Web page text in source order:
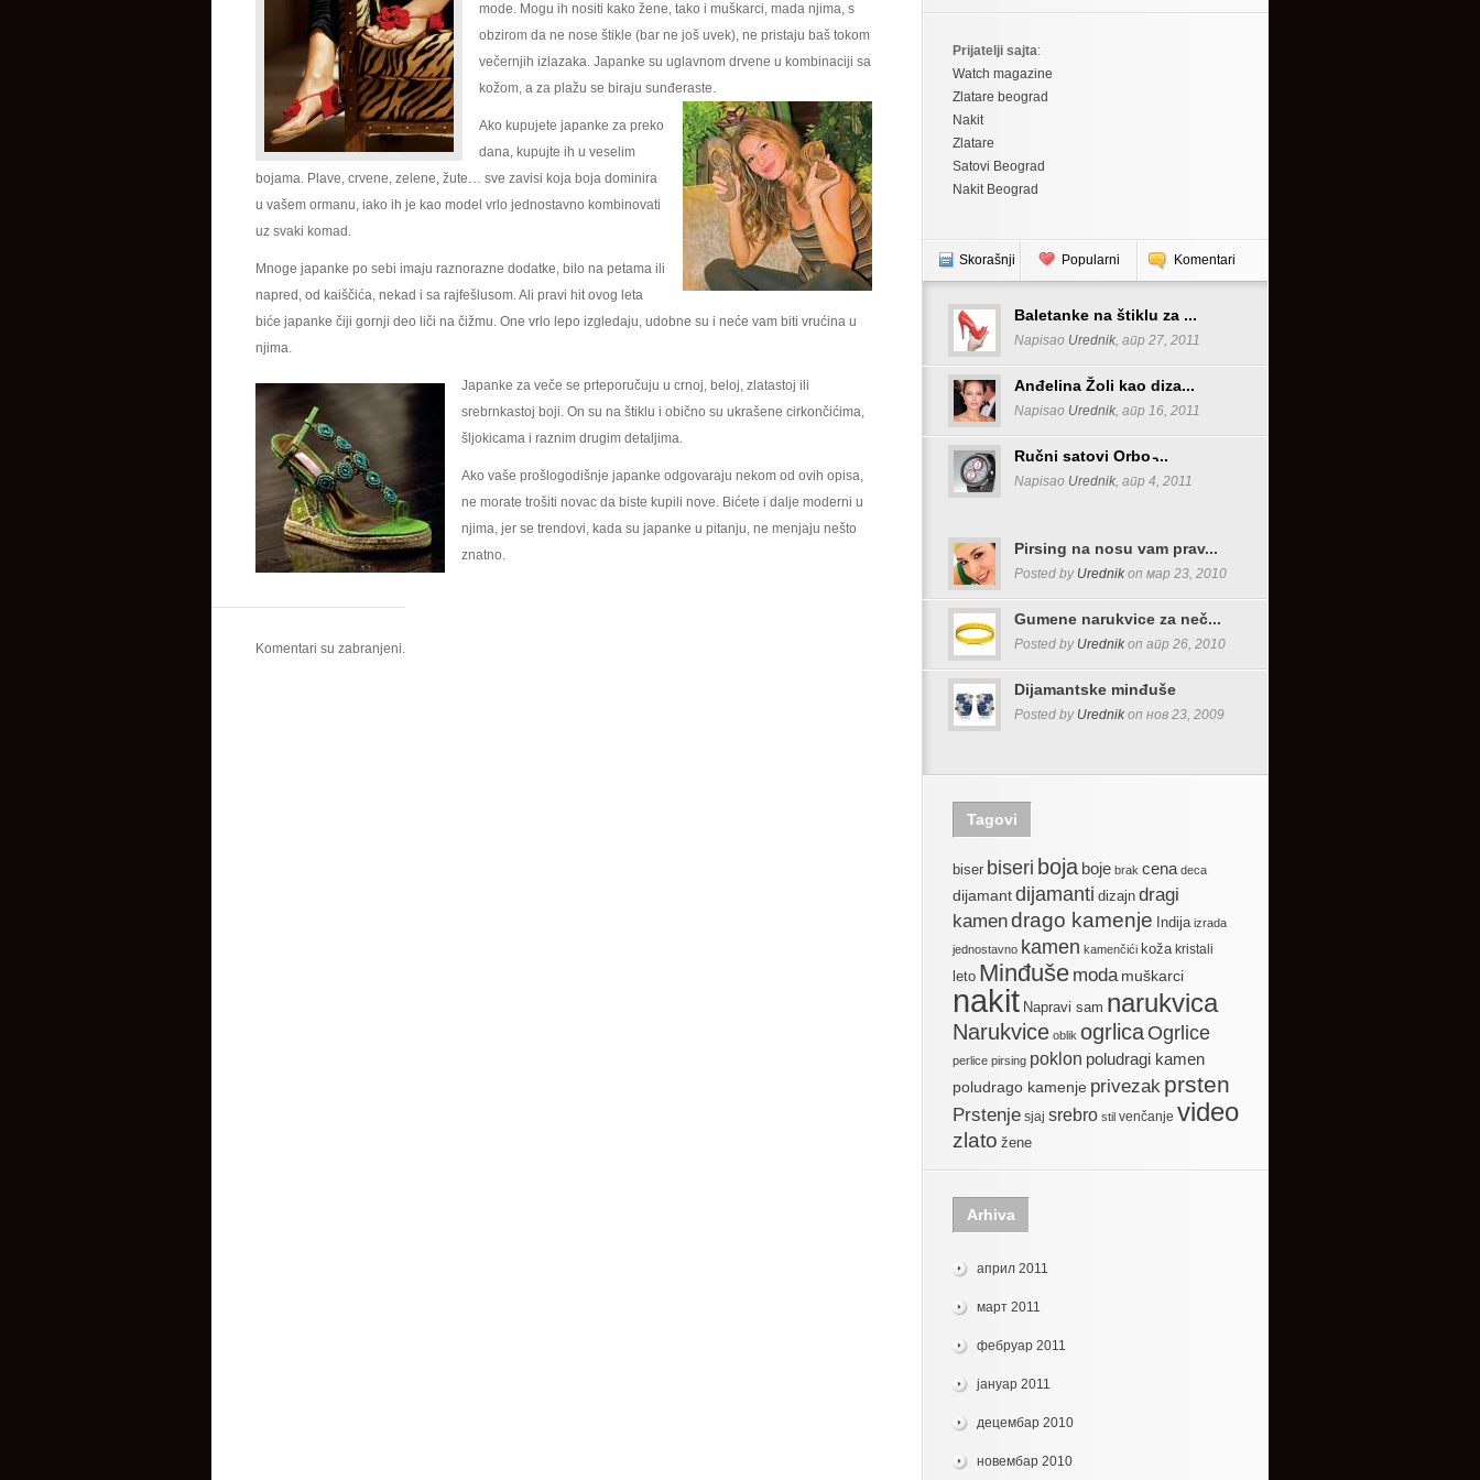
mode. Mogu ih nositi kako žene, tako i muškarci, mada njima, s
obzirom da ne nose štikle (bar ne još uvek), ne pristaju baš tokom
večernjih izlazaka. Japanke su uglavnom drvene u kombinaciji sa
kožom, a za plažu se biraju sunđeraste.
Ako kupujete japanke za preko
dana, kupujte ih u veselim
bojama. Plave, crvene, zelene, žute… sve zavisi koja boja dominira
u vašem ormanu, iako ih je kao model vrlo jednostavno kombinovati
uz svaki komad.
Mnoge japanke po sebi imaju raznorazne dodatke, bilo na petama ili
napred, od kaiščića, nekad i sa rajfešlusom. Ali pravi hit ovog leta
biće japanke čiji gornji deo liči na čižmu. One vrlo lepo izgledaju, udobne su i neće vam biti vrućina u
njima.
Japanke za veče se prteporučuju u crnoj, beloj, zlatastoj ili
srebrnkastoj boji. On su na štiklu i obično su ukrašene cirkončićima,
šljokicama i raznim drugim detaljima.
Ako vaše prošlogodišnje japanke odgovaraju nekom od ovih opisa,
ne morate trošiti novac da biste kupili nove. Bićete i dalje moderni u
njima, jer se trendovi, kada su japanke u pitanju, ne menjaju nešto
znatno.
Komentari su zabranjeni.
Prijatelji sajta:
Watch magazine
Zlatare beograd
Nakit
Zlatare
Satovi Beograd
Nakit Beograd
Skorašnji Popularni Komentari
Baletanke na štiklu za ...
Napisao Urednik, апр 27, 2011
Anđelina Žoli kao diza...
Napisao Urednik, апр 16, 2011
Ručni satovi Orbo ̵...
Napisao Urednik, апр 4, 2011
Pirsing na nosu vam prav...
Posted by Urednik on мар 23, 2010
Gumene narukvice za neč...
Posted by Urednik on апр 26, 2010
Dijamantske minđuše
Posted by Urednik on нов 23, 2009
Tagovi
biser biseri boja boje brak cena deca
dijamantdijamanti dizajn dragi
kamendrago kamenje Indija izrada
jednostavno kamen kamenčići koža kristali
leto Minđuše moda muškarci
nakit Napravi sam narukvica
Narukvice oblik ogrlicaOgrlice
perlice pirsing poklon poludragi kamen
poludrago kamenje privezak prsten
Prstenje sjaj srebro stil venčanje video
zlato žene
Arhiva
април 2011
март 2011
фебруар 2011
јануар 2011
децембар 2010
новембар 2010